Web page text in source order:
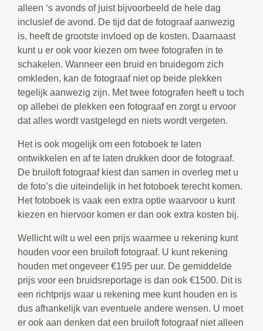
alleen ‘s avonds of juist bijvoorbeeld de hele dag
inclusief de avond. De tijd dat de fotograaf aanwezig
is, heeft de grootste invloed op de kosten. Daarnaast
kunt u er ook voor kiezen om twee fotografen in te
schakelen. Wanneer een bruid en bruidegom zich
omkleden, kan de fotograaf niet op beide plekken
tegelijk aanwezig zijn. Met twee fotografen heeft u toch
op allebei de plekken een fotograaf en zorgt u ervoor
dat alles wordt vastgelegd en niets wordt vergeten.
Het is ook mogelijk om een fotoboek te laten
ontwikkelen en af te laten drukken door de fotograaf.
De bruiloft fotograaf kiest dan samen in overleg met u
de foto’s die uiteindelijk in het fotoboek terecht komen.
Het fotoboek is vaak een extra optie waarvoor u kunt
kiezen en hiervoor komen er dan ook extra kosten bij.
Wellicht wilt u wel een prijs waarmee u rekening kunt
houden voor een bruiloft fotograaf. U kunt rekening
houden met ongeveer €195 per uur. De gemiddelde
prijs voor een bruidsreportage is dan ook €1500. Dit is
een richtprijs waar u rekening mee kunt houden en is
dus afhankelijk van eventuele andere wensen. U moet
er ook aan denken dat een bruiloft fotograaf niet alleen